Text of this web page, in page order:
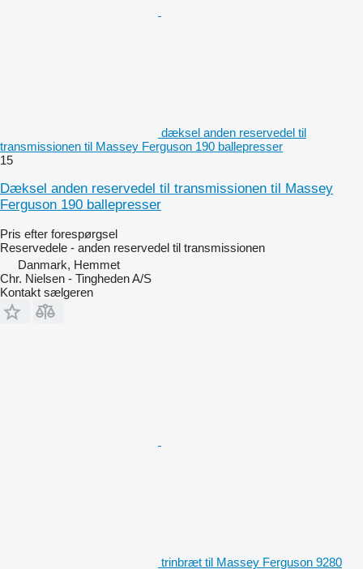
dæksel anden reservedel til
transmissionen til Massey Ferguson 190 ballepresser
15
Dæksel anden reservedel til transmissionen til Massey
Ferguson 190 ballepresser
Pris efter forespørgsel
Reservedele - anden reservedel til transmissionen
Danmark, Hemmet
Chr. Nielsen - Tingheden A/S
Kontakt sælgeren
trinbræt til Massey Ferguson 9280